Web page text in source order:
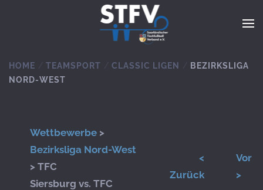
Zum Hauptinhalt springen
HOME TEAMSPORT CLASSIC LIGEN
BEZIRKSLIGA
NORD-WEST
Wettbewerbe >
Bezirksliga Nord-West
> TFC
Siersburg vs. TFC
<
Zurück
Vor
>